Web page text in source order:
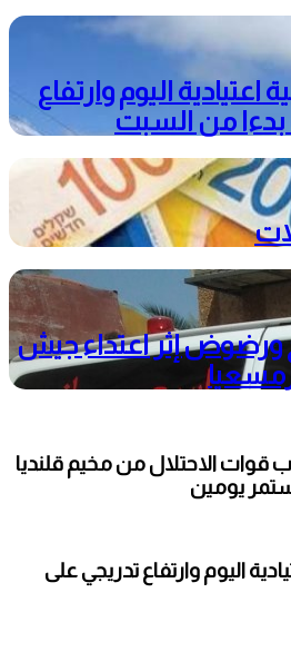
اعتيادية اليوم وارتفاع
بدءا من السبت
ورضوض إثر اعتداء جيش
الاحتلال من مخيم قلنديا
يومين
اليوم وارتفاع تدريجي على